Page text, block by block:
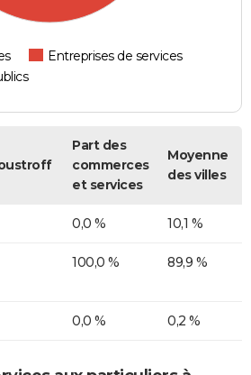
Entreprises de services
Part des
commerces
et services
Moyenne
des villes
0,0 % 10,1 %
100,0 % 89,9 %
0,0 % 0,2 %